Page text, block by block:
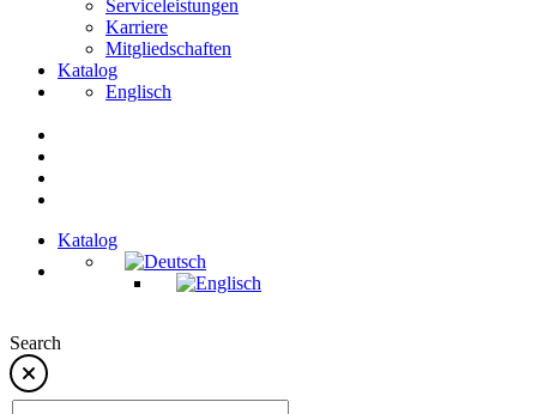
Serviceleistungen
Karriere
Mitgliedschaften
Katalog
Englisch
Katalog
Search